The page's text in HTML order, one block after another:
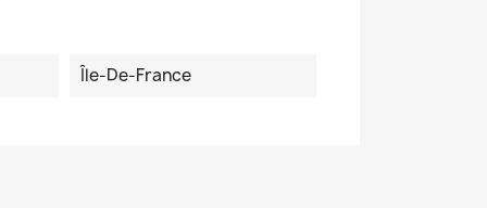
Île-De-France